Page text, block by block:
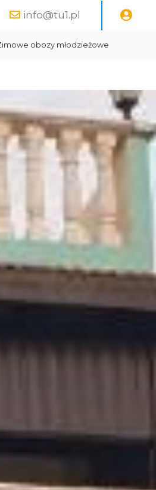
info@tu1.pl
obozy młodzieżowe